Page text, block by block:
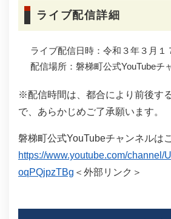
ライブ配信詳細
ライブ配信日時：令和３年３月１
配信場所：磐梯町公式YouTubeチ
※配信時間は、都合により前後す
で、あらかじめご了承願います。
磐梯町公式YouTubeチャンネルは
https://www.youtube.com/channel/
oqPQjpzTBg ＜外部リンク＞